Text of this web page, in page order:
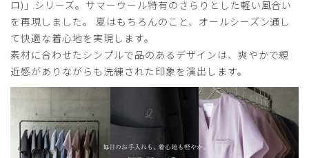
ご購入者様
購入確認済み
2024-03-21
身長: 161-165cm 51-55kg
色、シルエット、サイズ感いずれも良くて気に入っていま
す。色違いでの購入を検討しています。
ロ)」シリーズ。サマーウール特有のさらりとした軽い風合い
を再現しました。 夏はもちろんのこと、オールシーズン通し
て快適な着心地を実現します。
素材に合わせたシンプルで品のあるデザインは、爽やかで親
近感がありながらも洗練された印象を演出します。